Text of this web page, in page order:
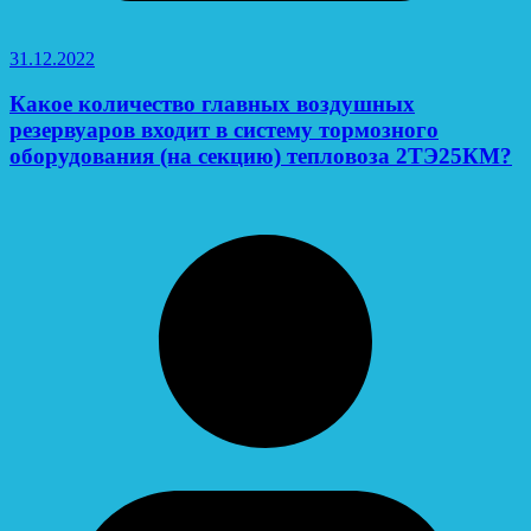
31.12.2022
Какое количество главных воздушных
резервуаров входит в систему тормозного
оборудования (на секцию) тепловоза 2ТЭ25КМ?